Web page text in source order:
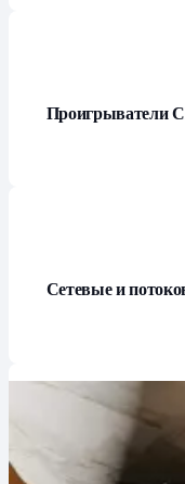
Проигрыватели
Сетевые и